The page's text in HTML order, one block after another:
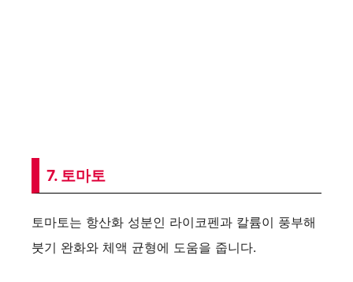
7. 토마토
토마토는 항산화 성분인 라이코펜과 칼륨이 풍부해
붓기 완화와 체액 균형에 도움을 줍니다.